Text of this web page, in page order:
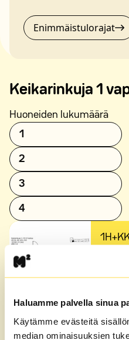
Haluamme palvella sinua
Käytämme evästeitä
median ominaisuuksien
Enimmäistulorajat
Keikarinkuja 1
Huoneiden lukumäärä
1
2
3
4